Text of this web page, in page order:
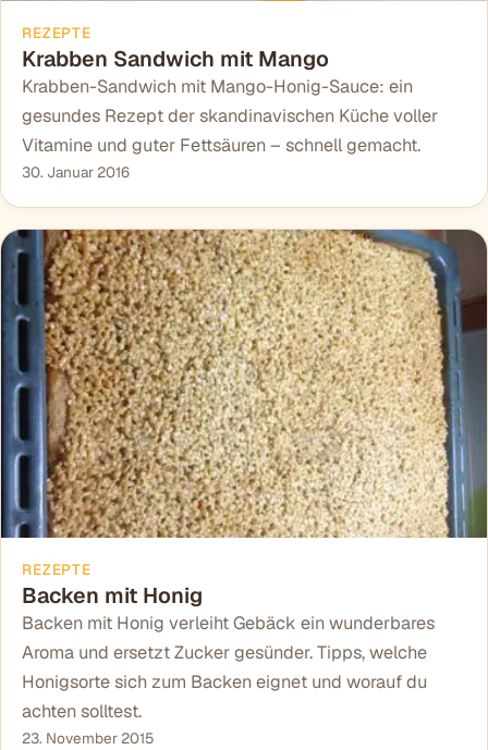
REZEPTE
Krabben Sandwich mit Mango
Krabben-Sandwich mit Mango-Honig-Sauce: ein
gesundes Rezept der skandinavischen Küche voller
Vitamine und guter Fettsäuren – schnell gemacht.
30. Januar 2016
REZEPTE
Backen mit Honig
Backen mit Honig verleiht Gebäck ein wunderbares
Aroma und ersetzt Zucker gesünder. Tipps, welche
Honigsorte sich zum Backen eignet und worauf du
achten solltest.
23. November 2015